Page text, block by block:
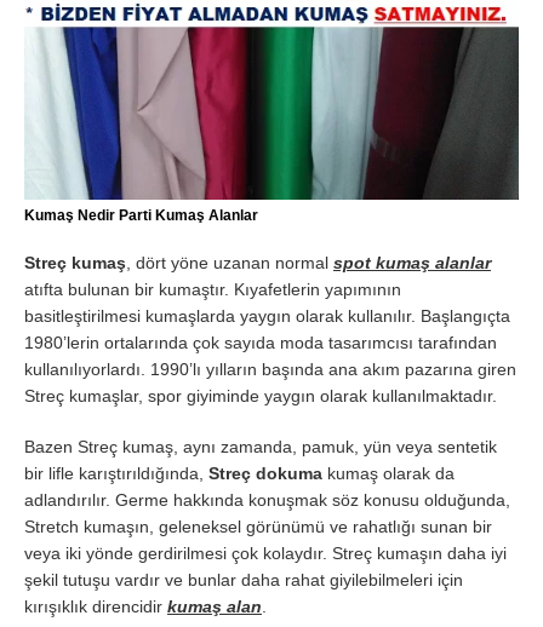
Kumaş Nedir Parti Kumaş Alanlar
Streç kumaş , dört yöne uzanan normal spot kumaş alanlar
atıfta bulunan bir kumaştır. Kıyafetlerin yapımının
basitleştirilmesi kumaşlarda yaygın olarak kullanılır. Başlangıçta
1980’lerin ortalarında çok sayıda moda tasarımcısı tarafından
kullanılıyorlardı. 1990’lı yılların başında ana akım pazarına giren
Streç kumaşlar, spor giyiminde yaygın olarak kullanılmaktadır.
Bazen Streç kumaş, aynı zamanda, pamuk, yün veya sentetik
bir lifle karıştırıldığında, Streç dokuma kumaş olarak da
adlandırılır. Germe hakkında konuşmak söz konusu olduğunda,
Stretch kumaşın, geleneksel görünümü ve rahatlığı sunan bir
veya iki yönde gerdirilmesi çok kolaydır. Streç kumaşın daha iyi
şekil tutuşu vardır ve bunlar daha rahat giyilebilmeleri için
kırışıklık direncidir kumaş alan